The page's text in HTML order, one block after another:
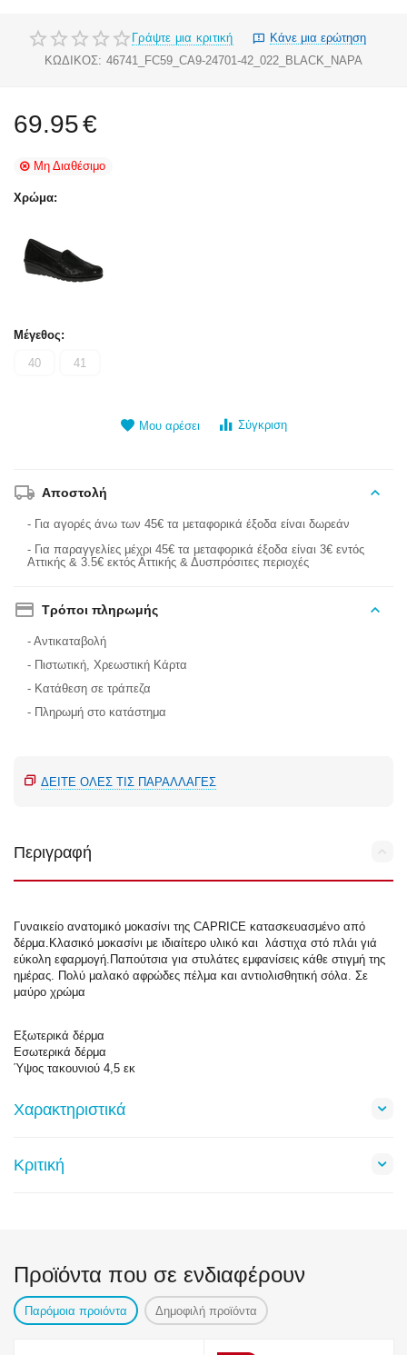
Γράψτε μια κριτική
Κάνε μια ερώτηση
ΚΩΔΙΚΟΣ: 46741_FC59_CA9-24701-42_022_BLACK_NAPA
69.95€
Μη Διαθέσιμο
Χρώμα:
Μέγεθος:
40 41
Μου αρέσει Σύγκριση
Αποστολή
- Για αγορές άνω των 45€ τα μεταφορικά έξοδα είναι δωρεάν
- Για παραγγελίες μέχρι 45€ τα μεταφορικά έξοδα είναι 3€ εντός
Αττικής & 3.5€ εκτός Αττικής & Δυσπρόσιτες περιοχές
Τρόποι πληρωμής
- Αντικαταβολή
- Πιστωτική, Χρεωστική Κάρτα
- Κατάθεση σε τράπεζα
- Πληρωμή στο κατάστημα
ΔΕΊΤΕ ΌΛΕΣ ΤΙΣ ΠΑΡΑΛΛΑΓΈΣ
Περιγραφή
Γυναικείο ανατομικό μοκασίνι της CAPRICE κατασκευασμένο από
δέρμα.Κλασικό μοκασίνι με ιδιαίτερο υλικό και λάστιχα στό πλάι γιά
εύκολη εφαρμογή.Παπούτσια για στυλάτες εμφανίσεις κάθε στιγμή της
ημέρας. Πολύ μαλακό αφρώδες πέλμα και αντιολισθητική σόλα. Σε
μαύρο χρώμα
Εξωτερικά δέρμα
Εσωτερικά δέρμα
Ύψος τακουνιού 4,5 εκ
Χαρακτηριστικά
Κριτική
Προϊόντα που σε ενδιαφέρουν
Παρόμοια προιόντα Δημοφιλή προϊόντα